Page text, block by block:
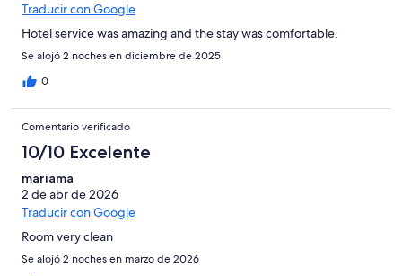
Traducir con Google
Hotel service was amazing and the stay was comfortable.
Se alojó 2 noches en diciembre de 2025
0
Comentario verificado
10/10 Excelente
mariama
2 de abr de 2026
Traducir con Google
Room very clean
Se alojó 2 noches en marzo de 2026